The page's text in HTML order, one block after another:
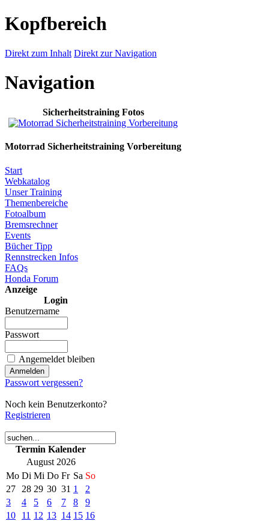
Kopfbereich
Direkt zum Inhalt Direkt zur Navigation
Navigation
Sicherheitstraining Fotos
Motorrad Sicherheitstraining Vorbereitung
Start
Webkatalog
Unser Training
Themenbereiche
Fotoalbum
Bremsrechner
Events
Bücher Tipp
Rennstrecken Infos
FAQs
Honda Forum
Anzeige
Login
Benutzername
Passwort
Angemeldet bleiben
Passwort vergessen?
Noch kein Benutzerkonto?
Registrieren
Termin Kalender
August 2026
Mo Di Mi Do Fr Sa So
27
28 29 30 31 1
2
3
4 5 6 7 8
9
10
11 12 13 14 15 16